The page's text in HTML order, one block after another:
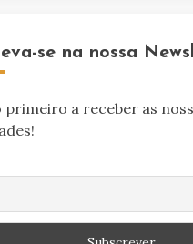
se na nossa
primeiro a receber as